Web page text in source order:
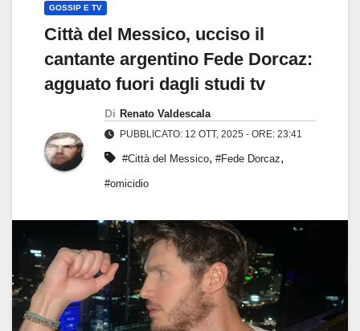
GOSSIP E TV
Città del Messico, ucciso il
cantante argentino Fede Dorcaz:
agguato fuori dagli studi tv
Di Renato Valdescala
PUBBLICATO: 12 OTT, 2025 - ORE: 23:41
#Città del Messico, #Fede Dorcaz,
#omicidio